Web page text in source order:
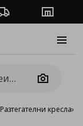
Проследяване на
Camera
Разтегателни кресла›